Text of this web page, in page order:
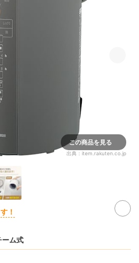
この商品を見る
出典： item.rakuten.co.jp
！
ーム式